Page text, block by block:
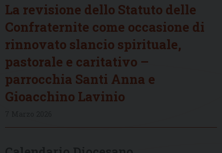
La revisione dello Statuto delle
Confraternite come occasione di
rinnovato slancio spirituale,
pastorale e caritativo –
parrocchia Santi Anna e
Gioacchino Lavinio